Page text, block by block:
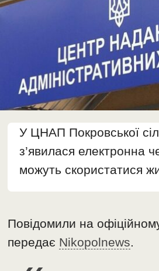
У ЦНАП Покровської
з’явилася електронна
можуть скористатися
Повідомили на
передає Nikopolnews.